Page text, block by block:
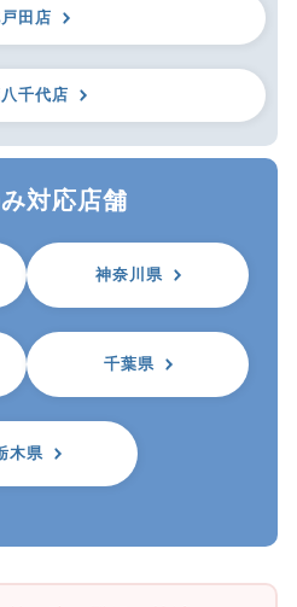
田店
千代店
対応店舗
神奈川県
千葉県
木県